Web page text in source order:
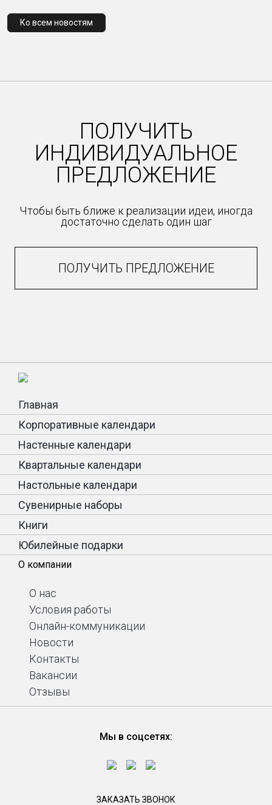
Ко всем новостям
ПОЛУЧИТЬ
ИНДИВИДУАЛЬНОЕ
ПРЕДЛОЖЕНИЕ
Чтобы быть ближе к реализации идеи, иногда
достаточно сделать один шаг
ПОЛУЧИТЬ ПРЕДЛОЖЕНИЕ
Главная
Корпоративные календари
Настенные календари
Квартальные календари
Настольные календари
Сувенирные наборы
Книги
Юбилейные подарки
О компании
О нас
Условия работы
Онлайн-коммуникации
Новости
Контакты
Вакансии
Отзывы
Мы в соцсетях:
ЗАКАЗАТЬ ЗВОНОК